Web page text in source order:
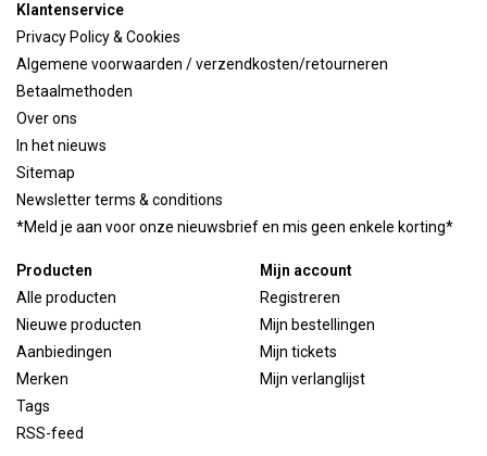
Klantenservice
Privacy Policy & Cookies
Algemene voorwaarden / verzendkosten/retourneren
Betaalmethoden
Over ons
In het nieuws
Sitemap
Newsletter terms & conditions
*Meld je aan voor onze nieuwsbrief en mis geen enkele korting*
Producten
Alle producten
Nieuwe producten
Aanbiedingen
Merken
Tags
RSS-feed
Mijn account
Registreren
Mijn bestellingen
Mijn tickets
Mijn verlanglijst